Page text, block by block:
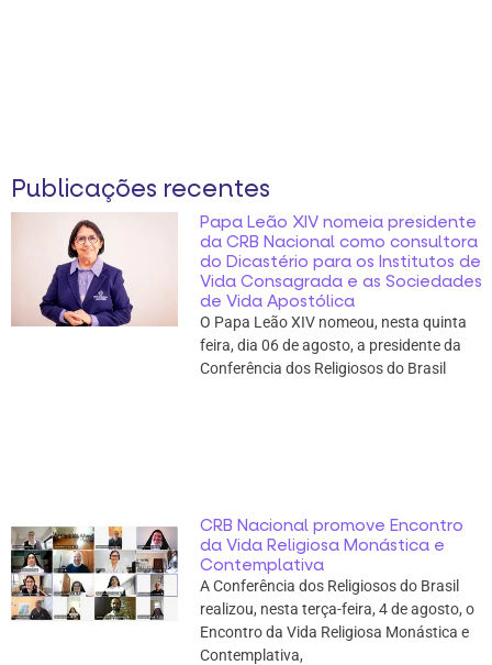
Publicações recentes
Papa Leão XIV nomeia presidente
da CRB Nacional como consultora
do Dicastério para os Institutos de
Vida Consagrada e as Sociedades
de Vida Apostólica
O Papa Leão XIV nomeou, nesta quinta
feira, dia 06 de agosto, a presidente da
Conferência dos Religiosos do Brasil
CRB Nacional promove Encontro
da Vida Religiosa Monástica e
Contemplativa
A Conferência dos Religiosos do Brasil
realizou, nesta terça-feira, 4 de agosto, o
Encontro da Vida Religiosa Monástica e
Contemplativa,